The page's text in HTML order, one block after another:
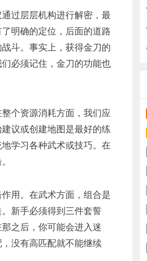
过层层机构进行解密，最
明确的定位，后面的道路
斗。事实上，获得金刀的
必须记住，金刀的功能也
个资源消耗方面，我们应
议或创建地图是最好的练
学习各种武术或技巧。在
用。在武术方面，组合是
新手必须得到三件套誓
之后，你可能会进入迷
没有高匹配就不能继续